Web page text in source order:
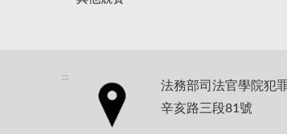
:::
法務部司法官學院犯
辛亥路三段81號